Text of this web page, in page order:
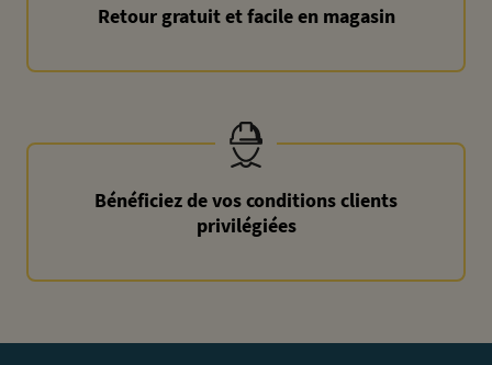
Retour gratuit et facile en magasin
Bénéficiez de vos conditions clients
privilégiées